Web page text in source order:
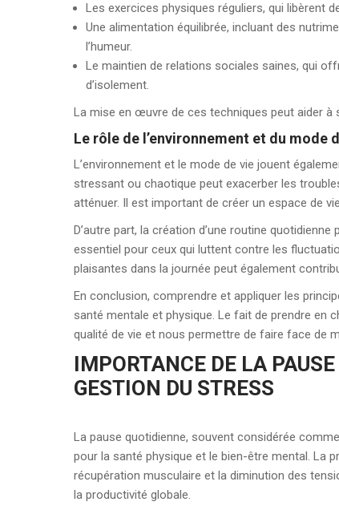
Les exercices physiques réguliers, qui libèrent
Une alimentation équilibrée, incluant des
l’humeur.
Le maintien de relations sociales saines, qui
d’isolement.
La mise en œuvre de ces techniques peut aider à
Le rôle de l’environnement et du mode
L’environnement et le mode de vie jouent
stressant ou chaotique peut exacerber les
atténuer. Il est important de créer un espace de
D’autre part, la création d’une routine
essentiel pour ceux qui luttent contre les
plaisantes dans la journée peut également
En conclusion, comprendre et appliquer les
santé mentale et physique. Le fait de prendre en
qualité de vie et nous permettre de faire face de
IMPORTANCE DE LA
GESTION DU STRESS
La pause quotidienne, souvent considérée
pour la santé physique et le bien-être mental. La
récupération musculaire et la diminution des
la productivité globale.